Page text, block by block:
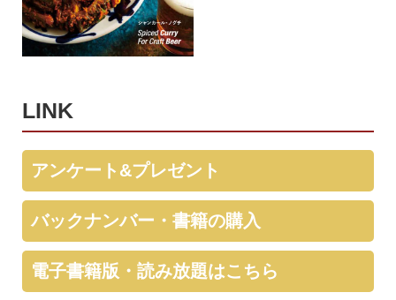
LINK
アンケート&プレゼント
バックナンバー・書籍の購入
電子書籍版・読み放題はこちら